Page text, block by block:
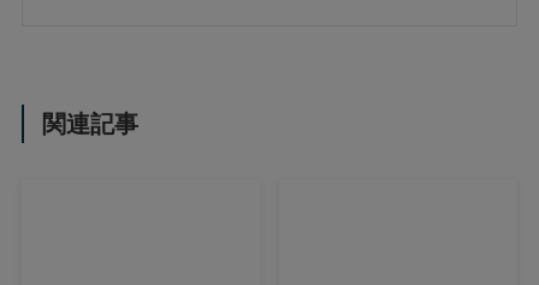
関連記事